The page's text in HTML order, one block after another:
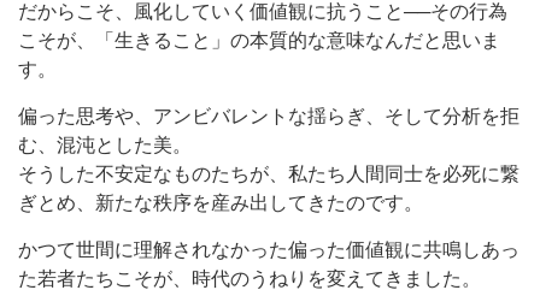
だからこそ、風化していく価値観に抗うこと──その行為
こそが、「生きること」の本質的な意味なんだと思いま
す。
偏った思考や、アンビバレントな揺らぎ、そして分析を拒
む、混沌とした美。
そうした不安定なものたちが、私たち人間同士を必死に繋
ぎとめ、新たな秩序を産み出してきたのです。
かつて世間に理解されなかった偏った価値観に共鳴しあっ
た若者たちこそが、時代のうねりを変えてきました。